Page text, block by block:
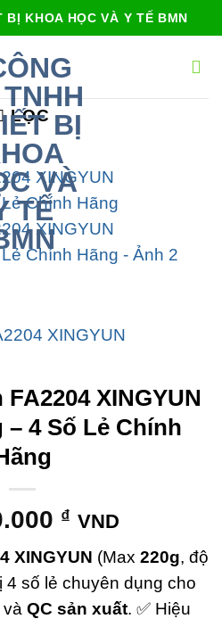
BỊ KHOA HỌC VÀ Y TẾ BMN
LỌC
XINGYUN
– 4 Số Lẻ Chính
₫ VND
XINGYUN (Max 220g, độ
4 số lẻ chuyên dụng cho
và QC sản xuất. ✅ Hiệu